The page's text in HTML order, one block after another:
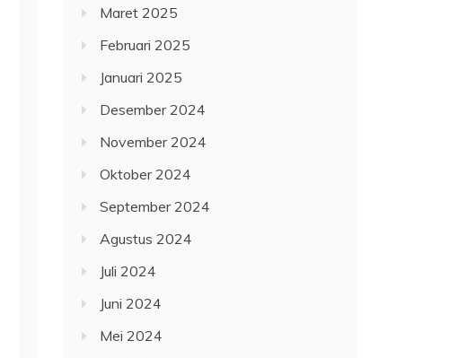
Maret 2025
Februari 2025
Januari 2025
Desember 2024
November 2024
Oktober 2024
September 2024
Agustus 2024
Juli 2024
Juni 2024
Mei 2024